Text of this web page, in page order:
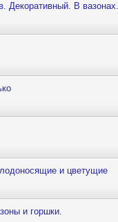
Декоративный. В вазонах.
и цветущие
и горшки.